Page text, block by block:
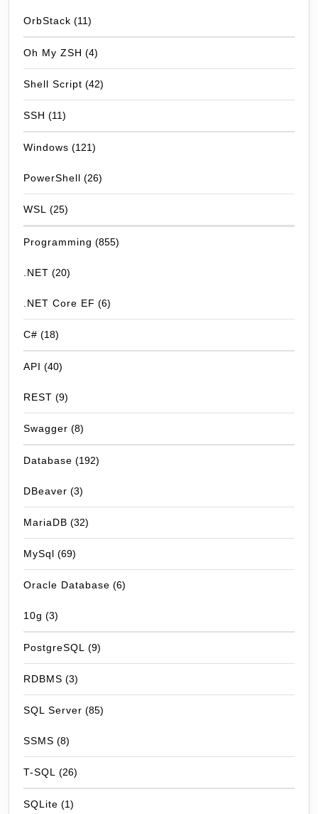
OrbStack (11)
Oh My ZSH (4)
Shell Script (42)
SSH (11)
Windows (121)
PowerShell (26)
WSL (25)
Programming (855)
.NET (20)
.NET Core EF (6)
C# (18)
API (40)
REST (9)
Swagger (8)
Database (192)
DBeaver (3)
MariaDB (32)
MySql (69)
Oracle Database (6)
10g (3)
PostgreSQL (9)
RDBMS (3)
SQL Server (85)
SSMS (8)
T-SQL (26)
SQLite (1)